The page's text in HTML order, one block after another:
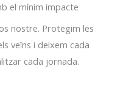
el mínim impacte
nostre. Protegim les
veïns i deixem cada
cada jornada.